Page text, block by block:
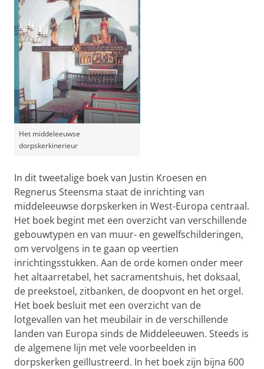
Het middeleeuwse
dorpskerkinerieur
In dit tweetalige boek van Justin Kroesen en
Regnerus Steensma staat de inrichting van
middeleeuwse dorpskerken in West-Europa centraal.
Het boek begint met een overzicht van verschillende
gebouwtypen en van muur- en gewelfschilderingen,
om vervolgens in te gaan op veertien
inrichtingsstukken. Aan de orde komen onder meer
het altaarretabel, het sacramentshuis, het doksaal,
de preekstoel, zitbanken, de doopvont en het orgel.
Het boek besluit met een overzicht van de
lotgevallen van het meubilair in de verschillende
landen van Europa sinds de Middeleeuwen. Steeds is
de algemene lijn met vele voorbeelden in
dorpskerken geïllustreerd. In het boek zijn bijna 600